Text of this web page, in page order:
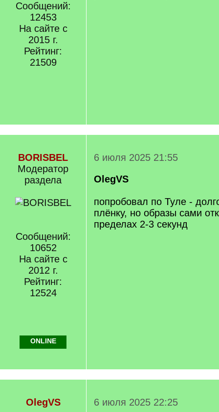
Сообщений:
12453
На сайте с
2015 г.
Рейтинг:
21509
BORISBEL
Модератор
раздела
Сообщений:
10652
На сайте с
2012 г.
Рейтинг:
12524
6 июля 2025 21:55
OlegVS
попробовал по Туле -
плёнку, но образы сами
пределах 2-3 секунд
ONLINE
OlegVS
6 июля 2025 22:25